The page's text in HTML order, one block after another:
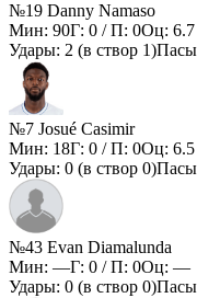
№19 Danny Namaso
Мин: 90Г: 0 / П: 0Оц: 6.7
Удары: 2 (в створ 1)Пасы
№7 Josué Casimir
Мин: 18Г: 0 / П: 0Оц: 6.5
Удары: 0 (в створ 0)Пасы
№43 Evan Diamalunda
Мин: —Г: 0 / П: 0Оц: —
Удары: 0 (в створ 0)Пасы